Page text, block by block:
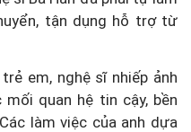
tận dụng hỗ trợ từ
em, nghệ sĩ nhiếp ảnh
quan hệ tin cậy, bền
làm việc của anh dựa